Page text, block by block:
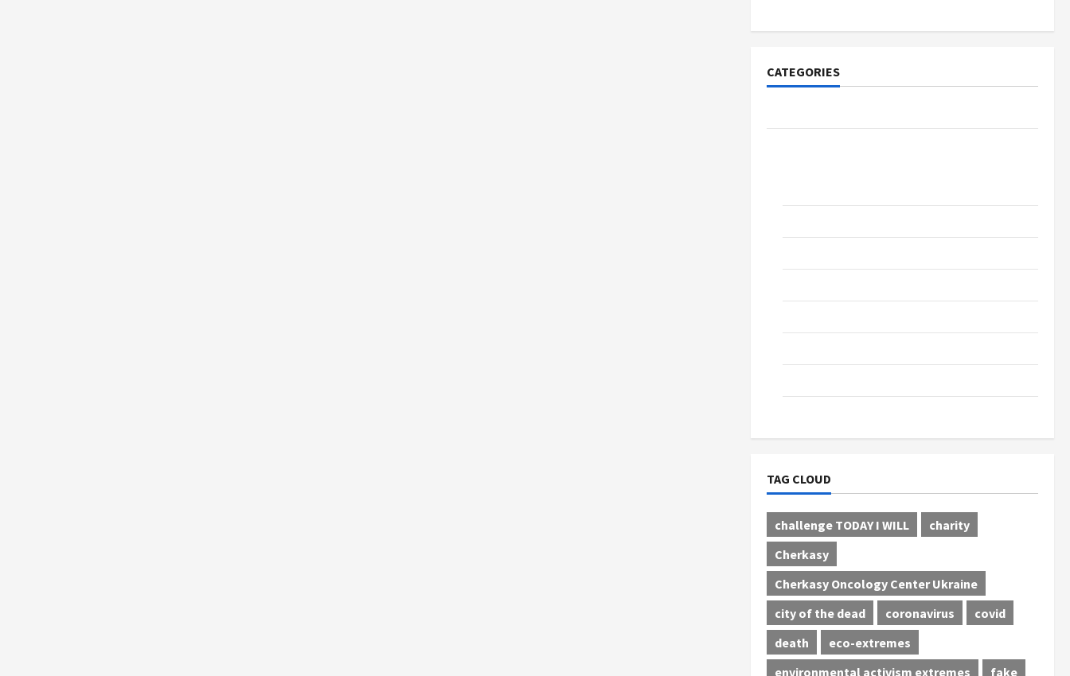
CATEGORIES
TAG CLOUD
challenge TODAY I WILL
charity
Cherkasy
Cherkasy Oncology Center Ukraine
city of the dead
coronavirus
covid
death
eco-extremes
environmental activism extremes
fake